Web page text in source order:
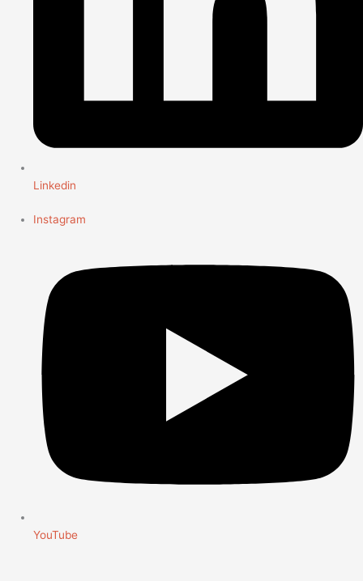
Linkedin
Instagram
YouTube